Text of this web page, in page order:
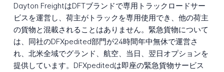
Dayton FreightはDFTブランドで専用トラックロードサー
ビスを運営し、荷主がトラックを専用使用でき、他の荷主
の貨物と混載されることはありません。緊急貨物について
は、同社のDFXpedited部門が24時間年中無休で運営さ
れ、北米全域でグランド、航空、当日、翌日オプションを
提供しています。DFXpeditedは即座の緊急貨物サービス